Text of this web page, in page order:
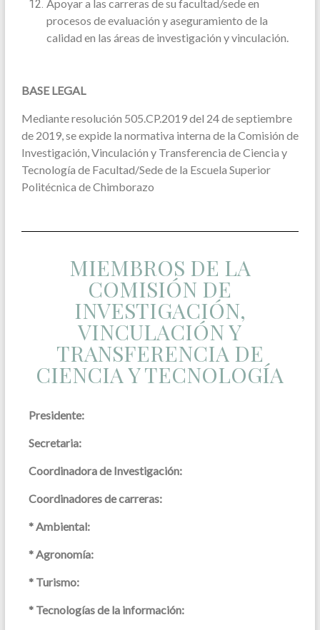
Apoyar a las carreras de su facultad/sede en
procesos de evaluación y aseguramiento de la
calidad en las áreas de investigación y vinculación.
BASE LEGAL
Mediante resolución 505.CP.2019 del 24 de septiembre
de 2019, se expide la normativa interna de la Comisión de
Investigación, Vinculación y Transferencia de Ciencia y
Tecnología de Facultad/Sede de la Escuela Superior
Politécnica de Chimborazo
MIEMBROS DE LA
COMISIÓN DE
INVESTIGACIÓN,
VINCULACIÓN Y
TRANSFERENCIA DE
CIENCIA Y TECNOLOGÍA
Presidente:
Secretaria:
Coordinadora de Investigación:
Coordinadores de carreras:
* Ambiental:
* Agronomía:
* Turismo:
* Tecnologías de la información: